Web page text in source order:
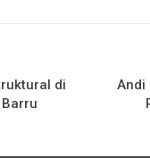
di
Andi